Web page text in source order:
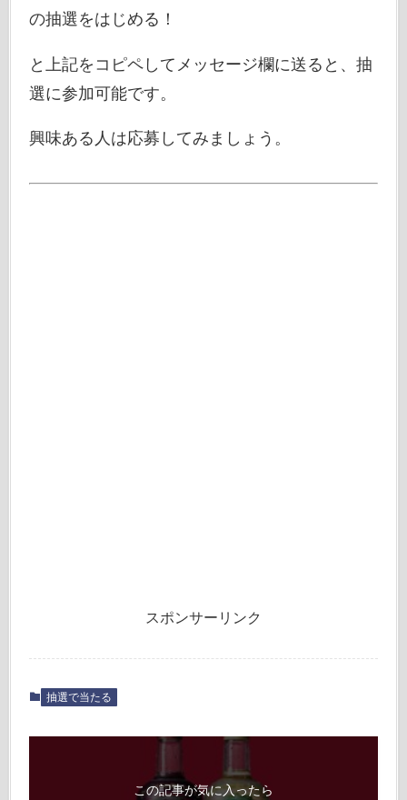
の抽選をはじめる！
と上記をコピペしてメッセージ欄に送ると、抽
選に参加可能です。
興味ある人は応募してみましょう。
スポンサーリンク
抽選で当たる
この記事が気に入ったら